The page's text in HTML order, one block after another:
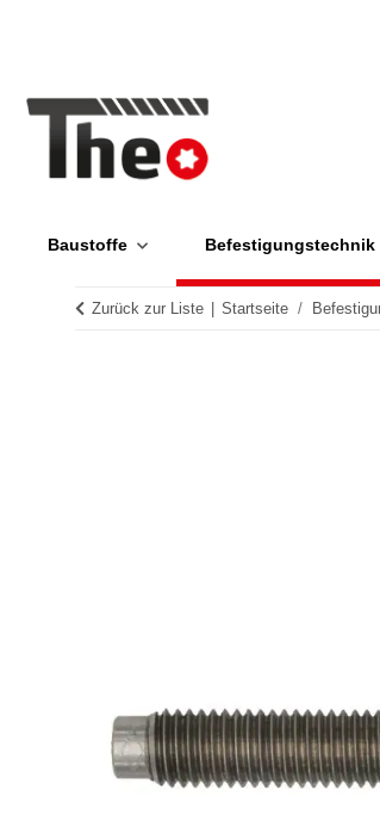
Baustoffe Befestigungstechnik
Zurück zur Liste Startseite